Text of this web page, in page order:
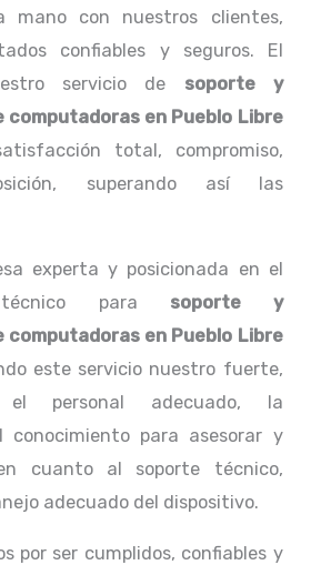
mano con nuestros clientes,
confiables y seguros. El
servicio de soporte y
computadoras en Pueblo Libre
total, compromiso,
superando así las
experta y posicionada en el
para soporte y
computadoras en Pueblo Libre
este servicio nuestro fuerte,
personal adecuado, la
conocimiento para asesorar y
cuanto al soporte técnico,
adecuado del dispositivo.
por ser cumplidos, confiables y